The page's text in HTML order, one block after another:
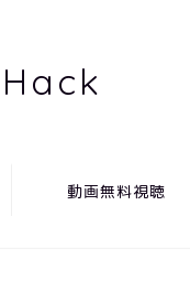
動画無料視聴